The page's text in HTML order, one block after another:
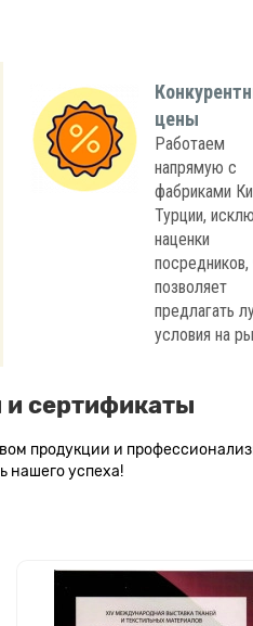
цены
Работаем
напрямую с
фабриками
Турции,
наценки
посредников,
позволяет
предлагать
условия на
сертификаты
продукции и
нашего успеха!